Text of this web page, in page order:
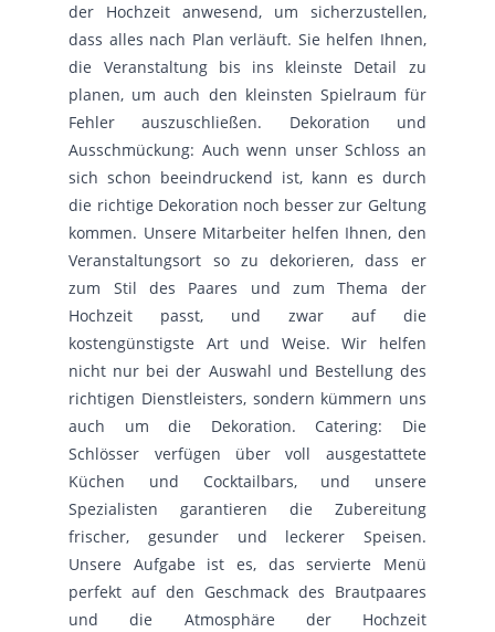
der Hochzeit anwesend, um sicherzustellen,
dass alles nach Plan verläuft. Sie helfen Ihnen,
die Veranstaltung bis ins kleinste Detail zu
planen, um auch den kleinsten Spielraum für
Fehler auszuschließen. Dekoration und
Ausschmückung: Auch wenn unser Schloss an
sich schon beeindruckend ist, kann es durch
die richtige Dekoration noch besser zur Geltung
kommen. Unsere Mitarbeiter helfen Ihnen, den
Veranstaltungsort so zu dekorieren, dass er
zum Stil des Paares und zum Thema der
Hochzeit passt, und zwar auf die
kostengünstigste Art und Weise. Wir helfen
nicht nur bei der Auswahl und Bestellung des
richtigen Dienstleisters, sondern kümmern uns
auch um die Dekoration. Catering: Die
Schlösser verfügen über voll ausgestattete
Küchen und Cocktailbars, und unsere
Spezialisten garantieren die Zubereitung
frischer, gesunder und leckerer Speisen.
Unsere Aufgabe ist es, das servierte Menü
perfekt auf den Geschmack des Brautpaares
und die Atmosphäre der Hochzeit